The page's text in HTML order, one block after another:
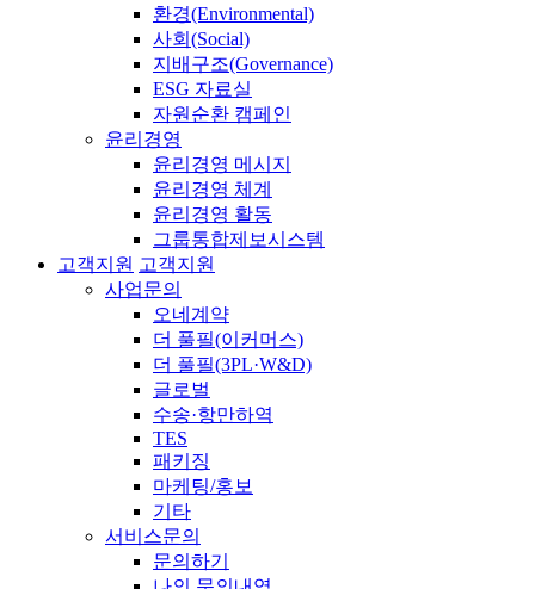
환경(Environmental)
사회(Social)
지배구조(Governance)
ESG 자료실
자원순환 캠페인
윤리경영
윤리경영 메시지
윤리경영 체계
윤리경영 활동
그룹통합제보시스템
고객지원 고객지원
사업문의
오네계약
더 풀필(이커머스)
더 풀필(3PL·W&D)
글로벌
수송·항만하역
TES
패키징
마케팅/홍보
기타
서비스문의
문의하기